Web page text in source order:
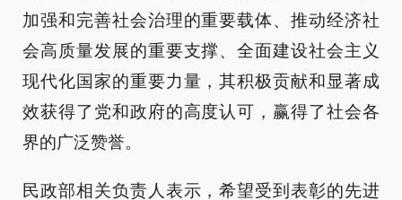
加强和完善社会治理的重要载体、推动经济社
会高质量发展的重要支撑、全面建设社会主义
现代化国家的重要力量，其积极贡献和显著成
效获得了党和政府的高度认可，赢得了社会各
界的广泛赞誉。
民政部相关负责人表示，希望受到表彰的先进